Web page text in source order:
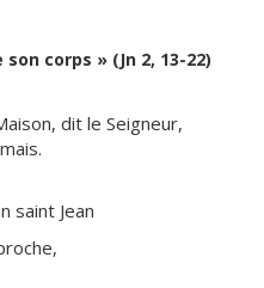
corps » (Jn 2, 13-22)
dit le Seigneur,
saint Jean